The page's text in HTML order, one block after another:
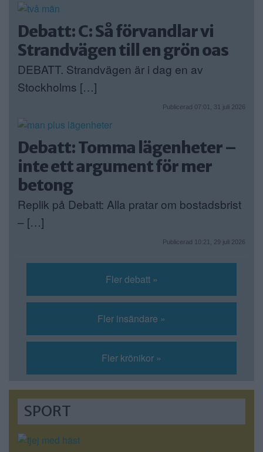
Debatt: C: Så förvandlar vi
Strandvägen till en grön oas
DEBATT. Strandvägen är i dag en av
Stockholms […]
Publicerad 07:01, 31 juli 2026
Debatt: Tomma lägenheter –
inte ett argument för mer
betong
Replik på Debatt: Alla pratar om bostadsbrist
– […]
Publicerad 10:21, 29 juli 2026
Fler debatt »
Fler insändare »
Fler krönikor »
SPORT